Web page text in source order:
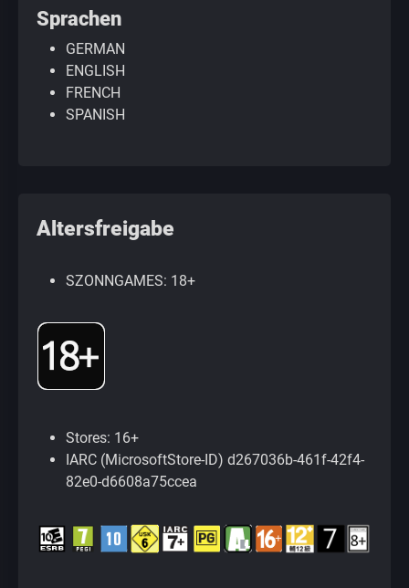
Sprachen
GERMAN
ENGLISH
FRENCH
SPANISH
Altersfreigabe
SZONNGAMES: 18+
Stores: 16+
IARC (MicrosoftStore-ID) d267036b-461f-42f4-
82e0-d6608a75ccea